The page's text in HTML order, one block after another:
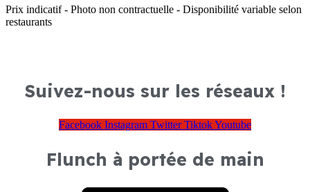
Prix indicatif - Photo non contractuelle - Disponibilité variable selon
restaurants
Suivez-nous sur les réseaux !
Facebook Instagram Twitter TiktokYoutube
Flunch à portée de main